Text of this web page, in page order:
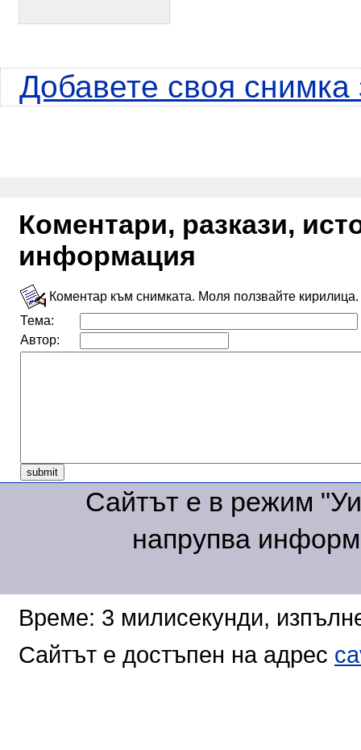
Добавете своя снимка
Коментари, разкази,
информация
Коментар към снимката. Моля ползвайте кирилица.
Тема:
Автор:
Сайтът е в режим
напрупва
Време: 3 милисекунди,
Сайтът е достъпен на адрес